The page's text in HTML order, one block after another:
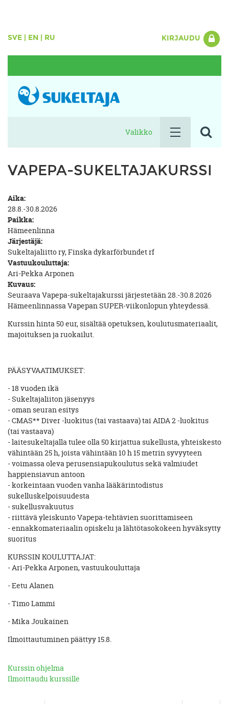
SVE EN RU KIRJAUDU
Valikko
VAPEPA-SUKELTAJAKURSSI
Aika:
28.8.-30.8.2026
Paikka:
Hämeenlinna
Järjestäjä:
Sukeltajaliitto ry, Finska dykarförbundet rf
Vastuukouluttaja:
Ari-Pekka Arponen
Kuvaus:
Seuraava Vapepa-sukeltajakurssi järjestetään 28.-30.8.2026
Hämeenlinnassa Vapepan SUPER-viikonlopun yhteydessä.
Kurssin hinta 50 eur, sisältää opetuksen, koulutusmateriaalit,
majoituksen ja ruokailut.
PÄÄSYVAATIMUKSET:
- 18 vuoden ikä
- Sukeltajaliiton jäsenyys
- oman seuran esitys
- CMAS** Diver -luokitus (tai vastaava) tai AIDA 2 -luokitus
(tai vastaava)
- laitesukeltajalla tulee olla 50 kirjattua sukellusta, yhteiskesto
vähintään 25 h, joista vähintään 10 h 15 metrin syvyyteen
- voimassa oleva perusensiapukoulutus sekä valmiudet
happiensiavun antoon
- korkeintaan vuoden vanha lääkärintodistus
sukelluskelpoisuudesta
- sukellusvakuutus
- riittävä yleiskunto Vapepa-tehtävien suorittamiseen
- ennakkomateriaalin opiskelu ja lähtötasokokeen hyväksytty
suoritus
KURSSIN KOULUTTAJAT:
- Ari-Pekka Arponen, vastuukouluttaja
- Eetu Alanen
- Timo Lammi
- Mika Joukainen
Ilmoittautuminen päättyy 15.8.
Kurssin ohjelma
Ilmoittaudu kurssille